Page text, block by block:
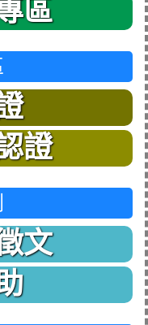
區
證
文